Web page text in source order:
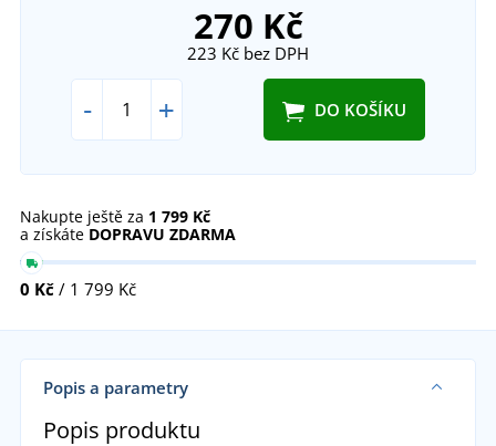
270 Kč
223 Kč bez DPH
- + DO KOŠÍKU
Nakupte ještě za 1 799 Kč
a získáte DOPRAVU ZDARMA
0 Kč / 1 799 Kč
Popis a parametry
Popis produktu